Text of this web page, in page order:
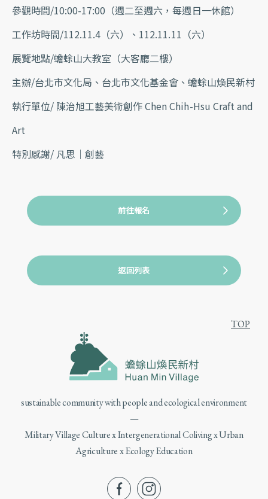
參觀時間/10:00-17:00（週二至週六，每週日一休館）
工作坊時間/112.11.4（六）、112.11.11（六）
展覽地點/蟾蜍山大教室（大客廳二樓）
主辦/台北市文化局、台北市文化基金會、蟾蜍山煥民新村
執行單位/ 陳治旭工藝美術創作 Chen Chih-Hsu Craft and
Art
特別感謝/ 凡思｜創藝
前往報名
返回列表
TOP
sustainable community with people and ecological environment
—
Military Village Culture x Intergenerational Coliving x Urban
Agriculture x Ecology Education
fb ig